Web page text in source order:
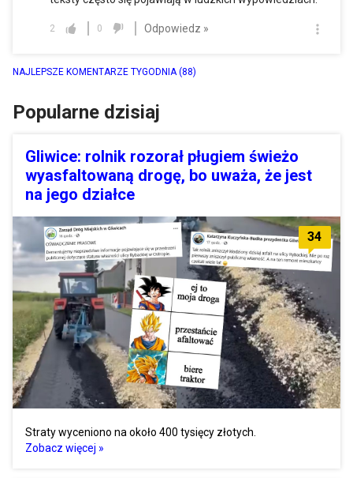
2 0 Odpowiedz »
NAJLEPSZE KOMENTARZE TYGODNIA(88)
Popularne dzisiaj
Gliwice: rolnik rozorał pługiem świeżo
wyasfaltowaną drogę, bo uważa, że jest
na jego działce
34
Straty wyceniono na około 400 tysięcy złotych.
Zobacz więcej »